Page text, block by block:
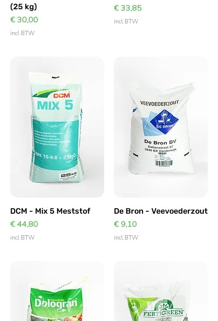
(25 kg)
Prijs
€ 30,00
incl.BTW
Prijs
€ 33,85
incl.BTW
DCM - Mix 5 Meststof
Prijs
€ 44,80
incl.BTW
De Bron - Veevoederzout
Prijs
€ 9,10
incl.BTW